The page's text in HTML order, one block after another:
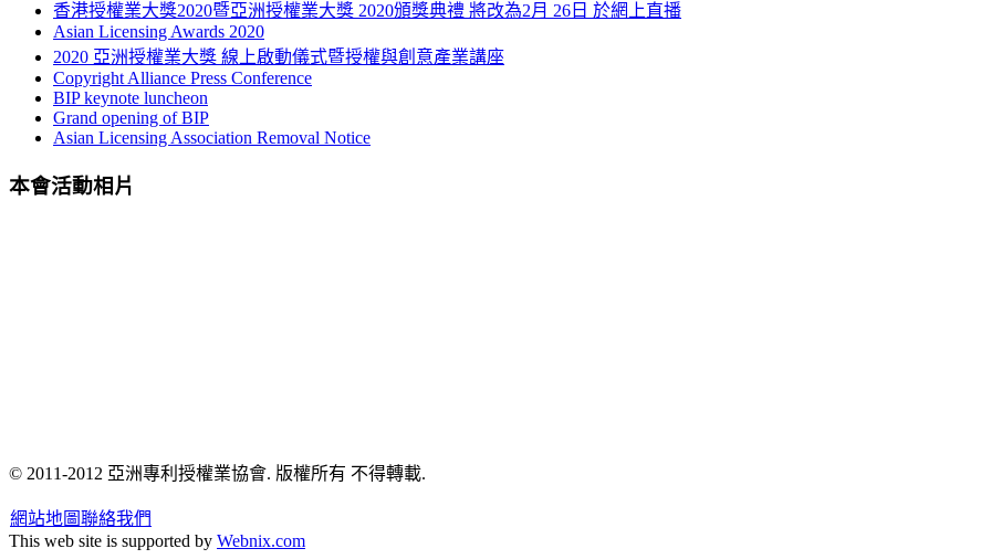
香港授權業大獎2020暨亞洲授權業大獎 2020頒獎典禮 將改為2月 26日 於網上直播
Asian Licensing Awards 2020
2020 亞洲授權業大獎 線上啟動儀式暨授權與創意產業講座
Copyright Alliance Press Conference
BIP keynote luncheon
Grand opening of BIP
Asian Licensing Association Removal Notice
本會活動相片
© 2011-2012 亞洲專利授權業協會. 版權所有 不得轉載.
網站地圖聯絡我們
This web site is supported by Webnix.com